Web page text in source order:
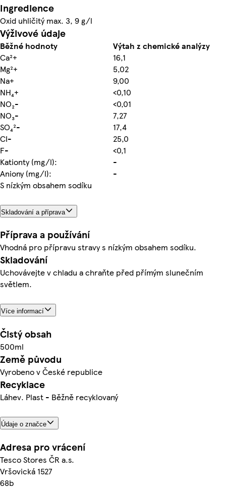
Ingredience
Oxid uhličitý max. 3, 9 g/l
Výživové údaje
Běžné hodnoty
Výtah z chemické analýzy
Ca²+
16,1
Mg²+
5,02
Na+
9,00
NH₄+
<0,10
NO₂-
<0,01
NO₃-
7,27
SO₄²-
17,4
CI-
25,0
F-
<0,1
Kationty (mg/l):
-
Aniony (mg/l):
-
S nízkým obsahem sodíku
Skladování a příprava
Příprava a používání
Vhodná pro přípravu stravy s nízkým obsahem sodíku.
Skladování
Uchovávejte v chladu a chraňte před přímým slunečním
světlem.
Více informací
Čistý obsah
500ml
Země původu
Vyrobeno v České republice
Recyklace
Láhev. Plast - Běžně recyklovaný
Údaje o značce
Adresa pro vrácení
Tesco Stores ČR a.s.
Vršovická 1527
68b